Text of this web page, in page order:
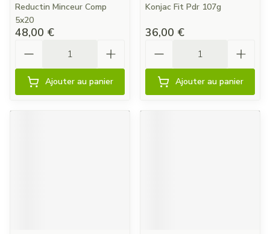
Reductin Minceur Comp
5x20
48,00 €
Ajouter au panier
Konjac Fit Pdr 107g
36,00 €
Ajouter au panier